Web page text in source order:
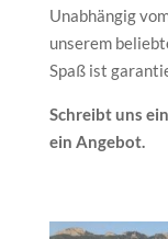
Unabhängig
unserem
Spaß ist
Schreibt uns
ein Angebot.